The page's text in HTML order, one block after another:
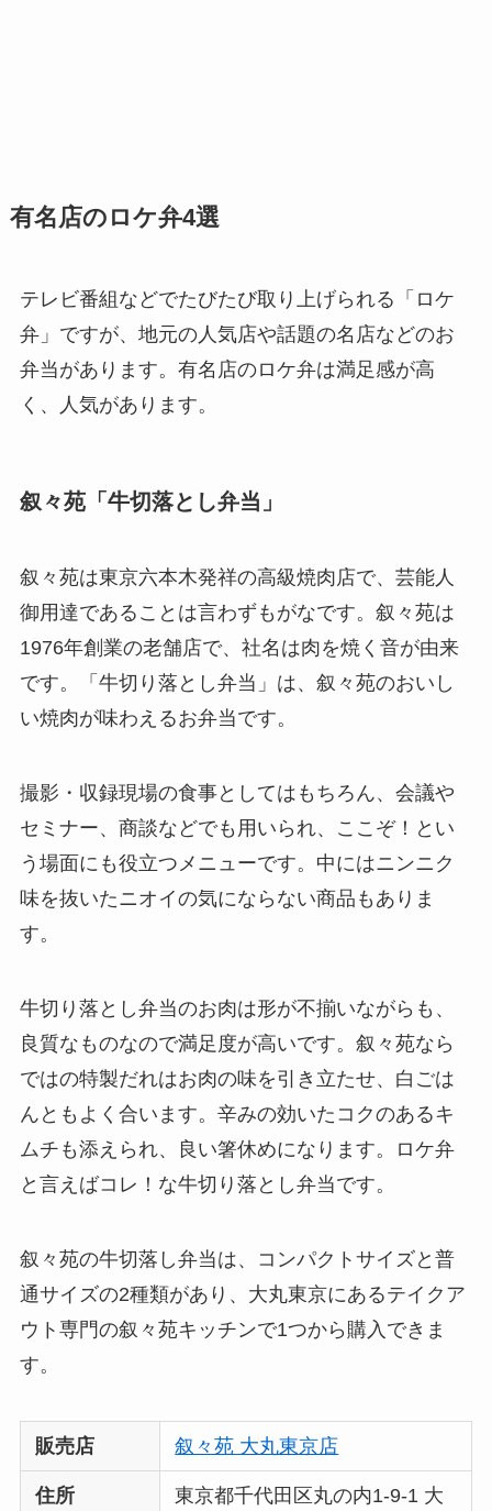
有名店のロケ弁4選
テレビ番組などでたびたび取り上げられる「ロケ
弁」ですが、地元の人気店や話題の名店などのお
弁当があります。有名店のロケ弁は満足感が高
く、人気があります。
叙々苑「牛切落とし弁当」
叙々苑は東京六本木発祥の高級焼肉店で、芸能人
御用達であることは言わずもがなです。叙々苑は
1976年創業の老舗店で、社名は肉を焼く音が由来
です。「牛切り落とし弁当」は、叙々苑のおいし
い焼肉が味わえるお弁当です。
撮影・収録現場の食事としてはもちろん、会議や
セミナー、商談などでも用いられ、ここぞ！とい
う場面にも役立つメニューです。中にはニンニク
味を抜いたニオイの気にならない商品もありま
す。
牛切り落とし弁当のお肉は形が不揃いながらも、
良質なものなので満足度が高いです。叙々苑なら
ではの特製だれはお肉の味を引き立たせ、白ごは
んともよく合います。辛みの効いたコクのあるキ
ムチも添えられ、良い箸休めになります。ロケ弁
と言えばコレ！な牛切り落とし弁当です。
叙々苑の牛切落し弁当は、コンパクトサイズと普
通サイズの2種類があり、大丸東京にあるテイクア
ウト専門の叙々苑キッチンで1つから購入できま
す。
販売店 叙々苑 大丸東京店
住所
東京都千代田区丸の内1-9-1 大